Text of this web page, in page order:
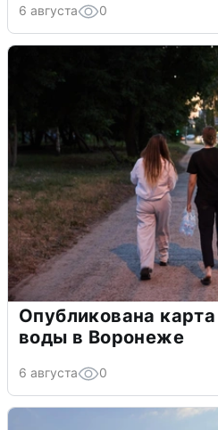
6 августа 0
Опубликована
воды в Воронеже
6 августа 0